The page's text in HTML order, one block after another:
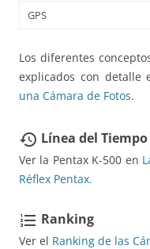
GPS
Los diferentes
explicados con detalle
una Cámara de Fotos.
restore Línea del Tiempo
Ver la Pentax K-500 en
Réflex Pentax.
format_list_numbered Ranking
Ver el Ranking de las